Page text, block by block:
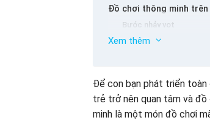
Đồ chơi thông minh trên
Bước nhảy vọt
Máy tính xách tay VTech
Bibo Mart
Xem thêm
Để con bạn phát triển toàn
trẻ trở nên quan tâm và
minh là một món đồ chơi